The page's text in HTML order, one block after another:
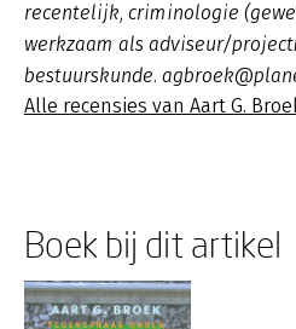
recentelijk, criminologie
werkzaam als adviseur/
bestuurskunde.
Alle recensies van Aart G.
Boek bij dit artikel